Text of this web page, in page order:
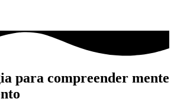
para compreender mente